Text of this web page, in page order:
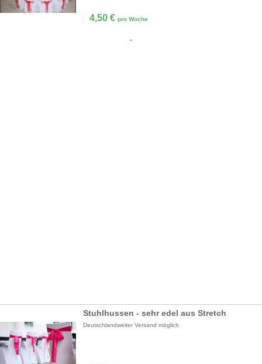
4,50 € pro Woche
Stuhlhussen - sehr edel aus Stretch
Deutschlandweiter Versand möglich